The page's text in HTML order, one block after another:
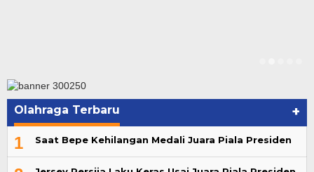
Olahraga Terbaru +
1 Saat Bepe Kehilangan Medali Juara Piala Presiden